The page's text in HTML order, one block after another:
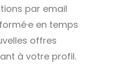
par email
en temps
offres
à votre profil.